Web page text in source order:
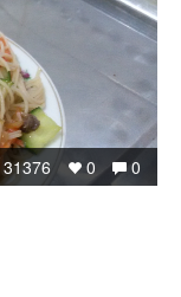
0
0
31376